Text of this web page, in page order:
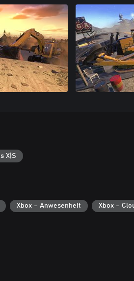
X|S
Xbox – Anwesenheit Xbox –